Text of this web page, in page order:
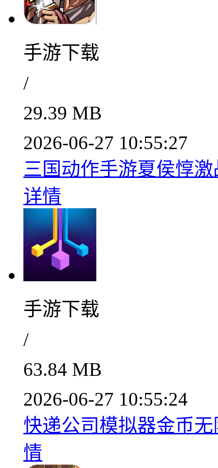
手游下载
/
29.39 MB
2026-06-27 10:55:27
三国动作手游夏侯惇
详情
手游下载
/
63.84 MB
2026-06-27 10:55:24
快递公司模拟器金币
情